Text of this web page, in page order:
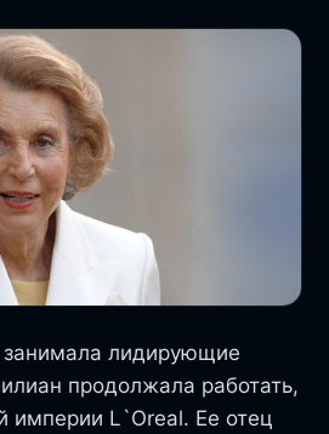
лидирующие
продолжала работать,
империи L`Oreal. Ее отец